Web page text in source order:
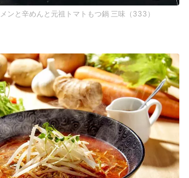
ンと辛めんと元祖トマトもつ鍋 三味（333）